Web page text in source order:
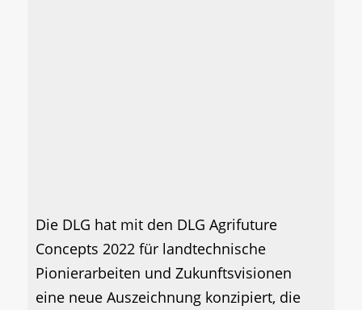
Die DLG hat mit den DLG Agrifuture
Concepts 2022 für landtechnische
Pionierarbeiten und Zukunftsvisionen
eine neue Auszeichnung konzipiert, die